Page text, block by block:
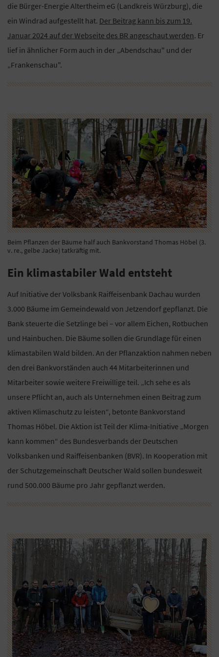
die Bürger-Energie Altertheim eG (Landkreis Würzburg), die
ein Windrad aufgestellt hat. Der Beitrag kann bis zum 19.
Januar 2024 auf der Webseite des BR angeschaut werden. Er
lief in ähnlicher Form auch in der „Abendschau" und der
„Frankenschau".
Beim Pflanzen der Bäume half auch Bankvorstand Thomas Höbel (3.
v. re., gelbe Jacke) tatkräftig mit.
Ein klimastabiler Wald entsteht
Auf Initiative der Volksbank Raiffeisenbank Dachau wurden
3.000 Bäume im Gemeindewald von Jetzendorf gepflanzt. Die
Bank steuerte die Setzlinge bei – vor allem Eichen, Rotbuchen
und Hainbuchen. Die Bäume sollen die Grundlage für einen
klimastabilen Wald bilden. An der Pflanzaktion nahmen neben
den drei Bankvorständen auch 44 Mitarbeiterinnen und
Mitarbeiter sowie weitere Freiwillige teil. „Ich sehe es als
unsere Pflicht an, auch als Unternehmen einen Beitrag zum
aktiven Klimaschutz zu leisten“, betonte Bankvorstand
Thomas Höbel. Die Aktion ist Teil der Klima-Initiative „Morgen
kann kommen“ des Bundesverbands der Deutschen
Volksbanken und Raiffeisenbanken (BVR). In Kooperation mit
der Schutzgemeinschaft Deutscher Wald sollen bundesweit
rund 500.000 Bäume pro Jahr gepflanzt werden.